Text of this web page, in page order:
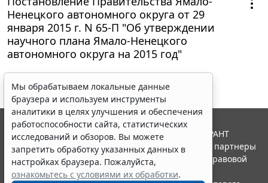
Ненецкого автономного округа от 29
января 2015 г. N 65-П "Об утверждении
научного плана Ямало-Ненецкого
автономного округа на 2015 год"
Мы обрабатываем локальные данные
браузера и используем инструменты
аналитики в целях улучшения и обеспечения
работоспособности сайта, статистических
исследований и обзоров. Вы можете
запретить обработку указанных данных в
настройках браузера. Пожалуйста,
ознакомьтесь с условиями их обработки.
© ООО "НПП "ГАРАНТ-СЕРВИС", 2026. Система ГАРАНТ
выпускается с 1990 года. Компания "Гарант" и ее партнеры
являются участниками Российской ассоциации правовой
информации ГАРАНТ.